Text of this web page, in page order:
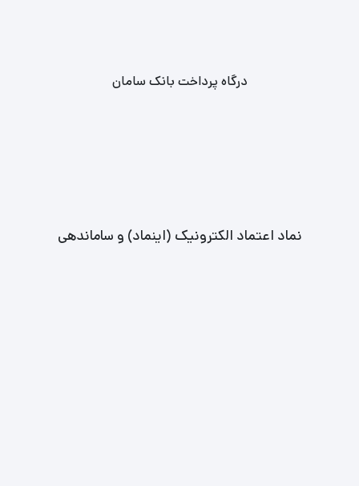
درگاه پرداخت بانک سامان
نماد اعتماد الکترونیک (اینماد) و ساماندهی